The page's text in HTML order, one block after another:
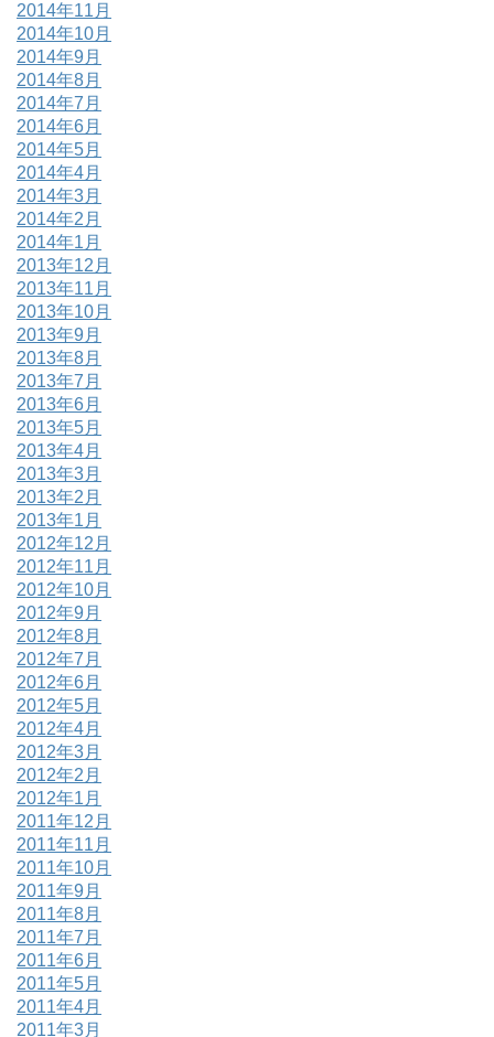
2014年11月
2014年10月
2014年9月
2014年8月
2014年7月
2014年6月
2014年5月
2014年4月
2014年3月
2014年2月
2014年1月
2013年12月
2013年11月
2013年10月
2013年9月
2013年8月
2013年7月
2013年6月
2013年5月
2013年4月
2013年3月
2013年2月
2013年1月
2012年12月
2012年11月
2012年10月
2012年9月
2012年8月
2012年7月
2012年6月
2012年5月
2012年4月
2012年3月
2012年2月
2012年1月
2011年12月
2011年11月
2011年10月
2011年9月
2011年8月
2011年7月
2011年6月
2011年5月
2011年4月
2011年3月